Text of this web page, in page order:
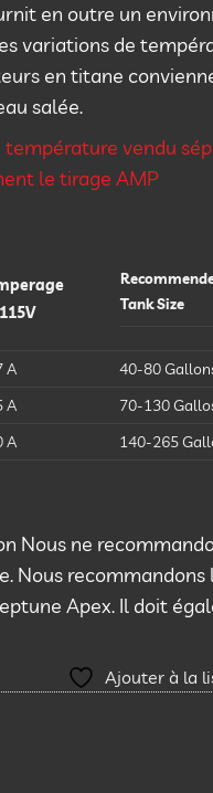
en outre un
variations de
en titane
salée.
température vendu
le tirage AMP
Tank Size
A 40-80
A 70-130
A 140-265
Nous ne
Nous
Apex. Il doit
Ajouter à la